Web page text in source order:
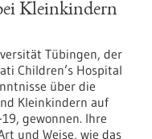
Kleinkindern
Tübingen, der
Children’s Hospital
über die
Kleinkindern auf
19, gewonnen. Ihre
und Weise, wie das